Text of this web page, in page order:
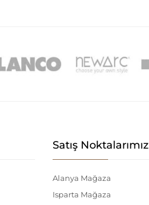
Satış Noktalarımız
Alanya Mağaza
Isparta Mağaza